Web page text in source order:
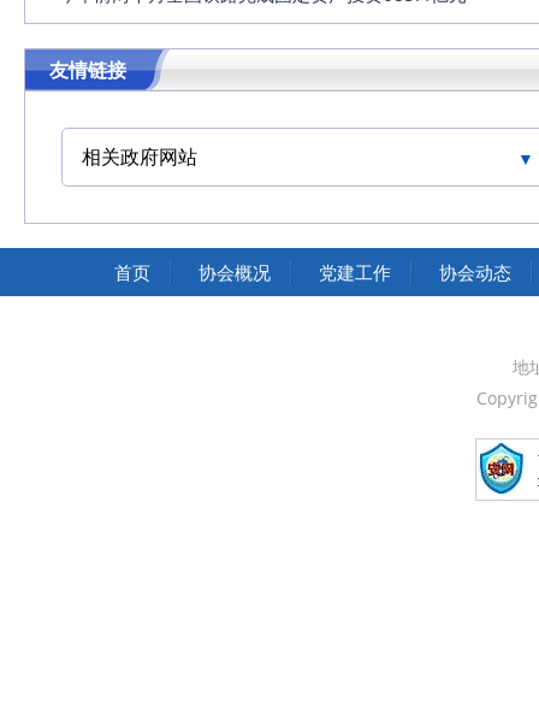
友情链接
相关政府网站
中华人民共和国交通运输部
中华人民共和国国家发展和改革委员会
中华人民共和国中央人民政府
首页 协会概况 党建工作 协会动态
地